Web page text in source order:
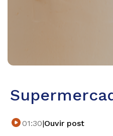
01:30|Ouvir post